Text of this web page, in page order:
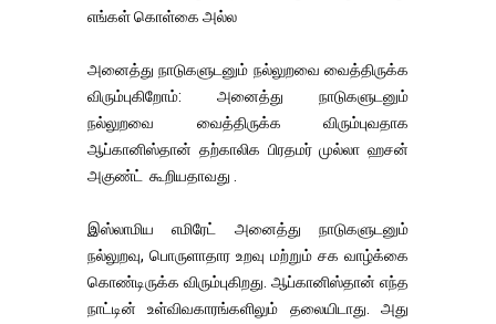
எங்கள் கொள்கை அல்ல
அனைத்து நாடுகளுடனும் நல்லுறவை வைத்திருக்க
விரும்புகிறோம்: அனைத்து நாடுகளுடனும்
நல்லுறவை வைத்திருக்க விரும்புவதாக
ஆப்கானிஸ்தான் தற்காலிக பிரதமர் முல்லா ஹசன்
அகுண்ட் கூறியதாவது .
இஸ்லாமிய எமிரேட் அனைத்து நாடுகளுடனும்
நல்லுறவு, பொருளாதார உறவு மற்றும் சக வாழ்க்கை
கொண்டிருக்க விரும்புகிறது. ஆப்கானிஸ்தான் எந்த
நாட்டின் உள்விவகாரங்களிலும் தலையிடாது. அது